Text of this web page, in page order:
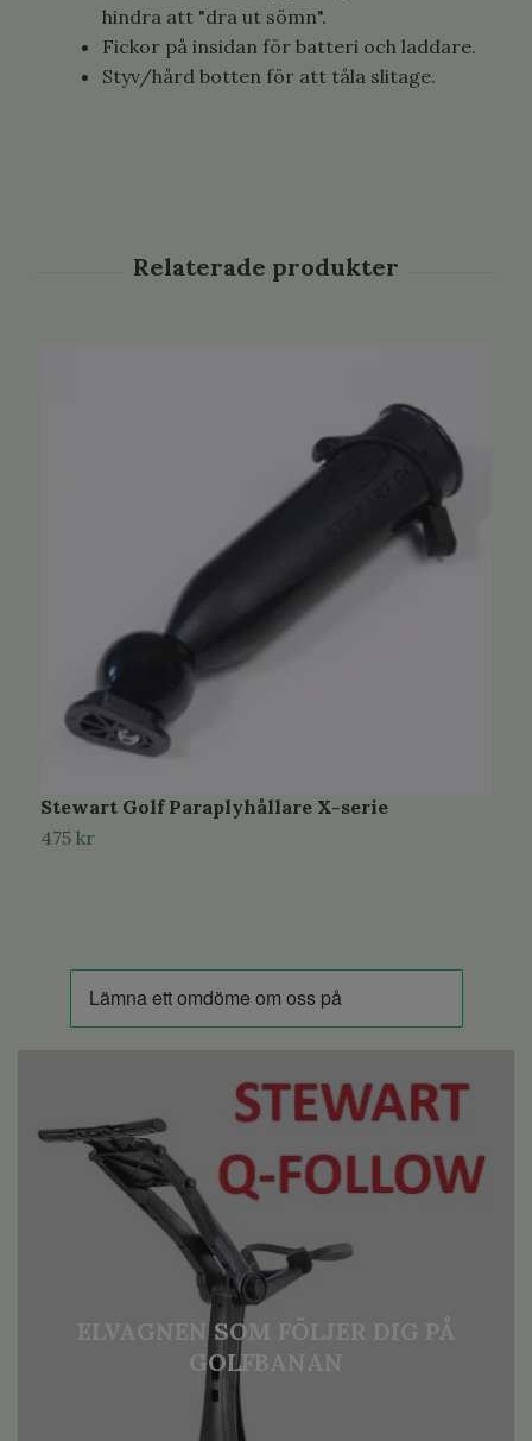
ELVAGNEN SOM FÖLJER DIG PÅ
GOLFBANAN
hindra att "dra ut sömn".
Fickor på insidan för batteri och laddare.
Styv/hård botten för att tåla slitage.
Stewart Golf Paraplyhållare X-serie
475 kr